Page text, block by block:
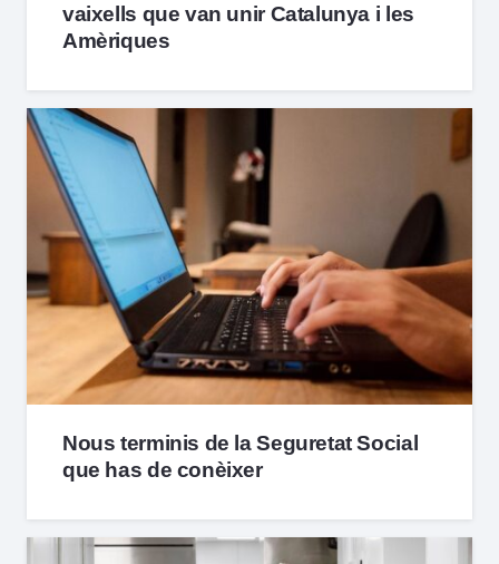
vaixells que van unir Catalunya i les
Amèriques
Nous terminis de la Seguretat Social
que has de conèixer